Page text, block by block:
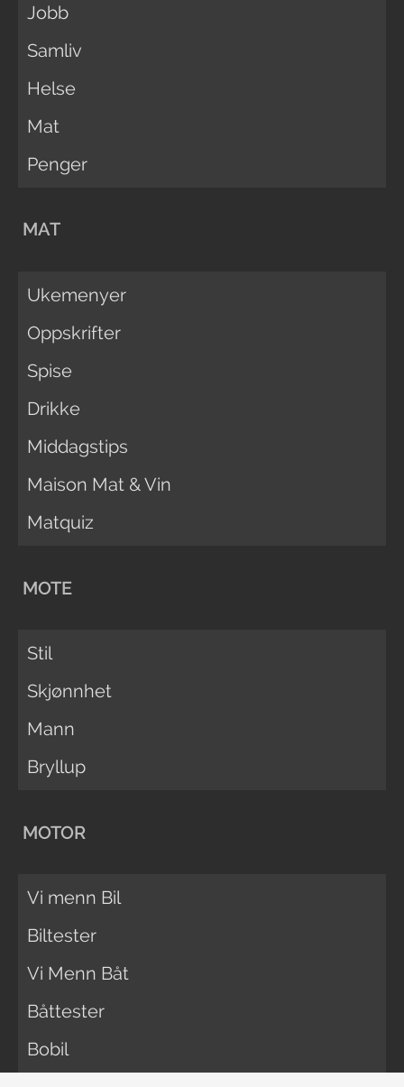
Jobb
Samliv
Helse
Mat
Penger
MAT
Ukemenyer
Oppskrifter
Spise
Drikke
Middagstips
Maison Mat & Vin
Matquiz
MOTE
Stil
Skjønnhet
Mann
Bryllup
MOTOR
Vi menn Bil
Biltester
Vi Menn Båt
Båttester
Bobil